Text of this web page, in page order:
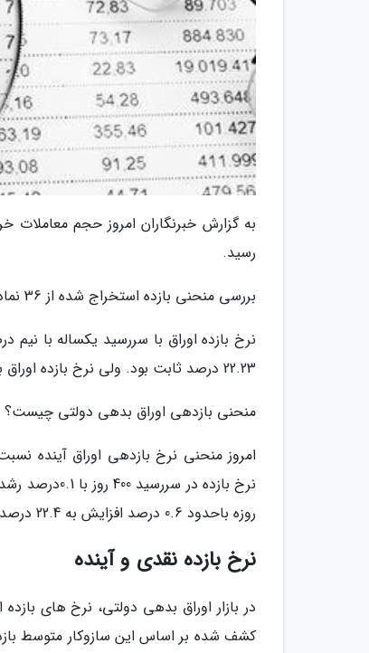
رسید.
بررسی منحنی بازده استخراج شده از 36 نماد اسناد خزانه اسلامی چرخش نرخ ها در کلیه سررسیدهای را نشان می دهد.
22.23 درصد ثابت بود. ولی نرخ بازده اوراق با سررسید سه سال با 1.2 درصد کاهش به 22.22 درصد رسید.
منحنی بازدهی اوراق بدهی دولتی چیست؟
امروز منحنی نرخ بازدهی اوراق آینده
روزه باحدود 0.6 درصد افزایش به 22.4 درصد رسیده است.
نرخ بازده نقدی و آینده
در بازار اوراق بدهی دولتی، نرخ های
کشف شده بر اساس این سازوکار متوسط